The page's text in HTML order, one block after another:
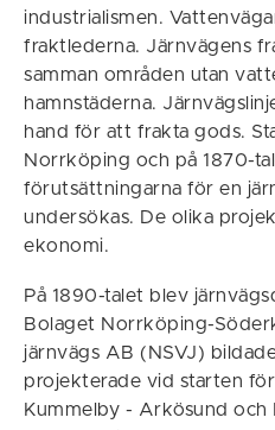
industrialismen.
fraktlederna. Järnvägens
samman områden utan
hamnstäderna.
hand för att frakta gods.
Norrköping och på 1870-
förutsättningarna för en
undersökas. De olika
ekonomi.
På 1890-talet blev
Bolaget Norrköping-
järnvägs AB (NSVJ)
projekterade vid starten
Kummelby - Arkösund